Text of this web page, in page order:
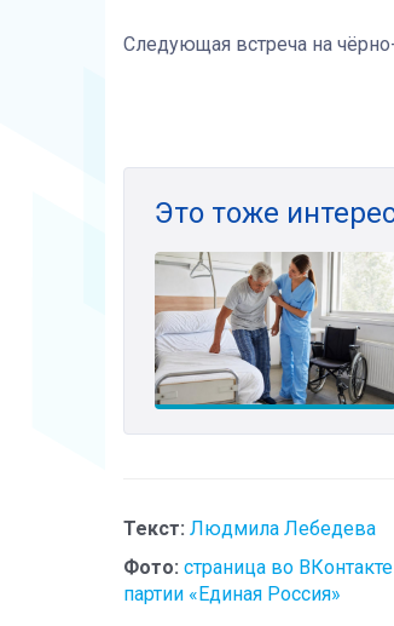
Следующая встреча на
Это тоже
Текст: Людмила Лебедева
Фото: страница во
партии «Единая Россия»